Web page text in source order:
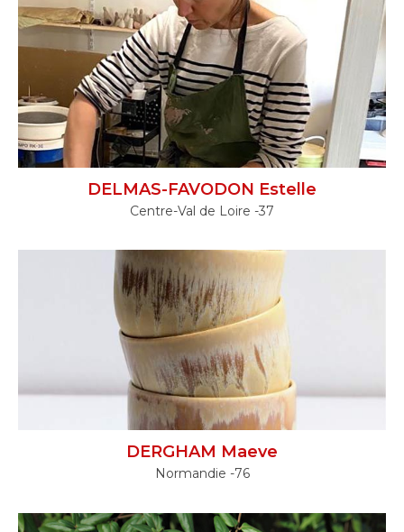
DELMAS-FAVODON Estelle
Centre-Val de Loire -37
DERGHAM Maeve
Normandie -76